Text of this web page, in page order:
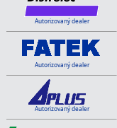
Autorizovaný dealer
Autorizovaný dealer
Autorizovaný dealer